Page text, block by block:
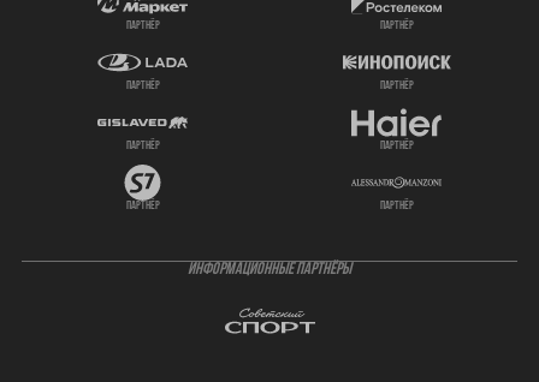
партнёр партнёр
партнёр партнёр
партнёр партнёр
партнёр партнёр
ИНФОРМАЦИОННЫЕ ПАРТНЁРЫ